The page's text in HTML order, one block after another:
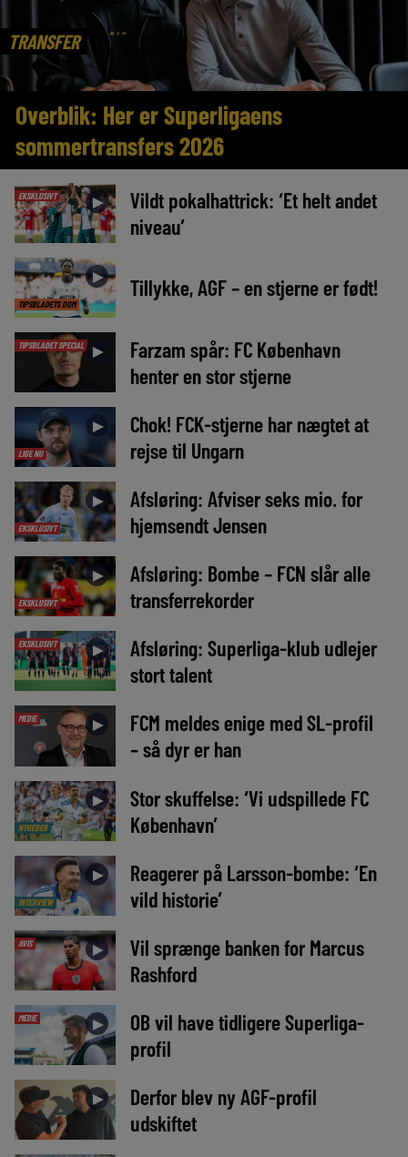
TRANSFER
Overblik: Her er Superligaens
sommertransfers 2026
EKSKLUSIVT ►
Vildt pokalhattrick: ‘Et helt andet
niveau’
TIPSBLADETS DOM
► Tillykke, AGF – en stjerne er født!
TIPSBLADET SPECIAL ►
Farzam spår: FC København
henter en stor stjerne
LIGE NU
►
Chok! FCK-stjerne har nægtet at
rejse til Ungarn
EKSKLUSIVT
►
Afsløring: Afviser seks mio. for
hjemsendt Jensen
EKSKLUSIVT
►
Afsløring: Bombe – FCN slår alle
transferrekorder
EKSKLUSIVT ►
Afsløring: Superliga-klub udlejer
stort talent
MEDIE ►
FCM meldes enige med SL-profil
– så dyr er han
NYHEDER
►
Stor skuffelse: ‘Vi udspillede FC
København’
INTERVIEW
►
Reagerer på Larsson-bombe: ‘En
vild historie’
AVIS ►
Vil sprænge banken for Marcus
Rashford
MEDIE ►
OB vil have tidligere Superliga-
profil
►
Derfor blev ny AGF-profil
udskiftet